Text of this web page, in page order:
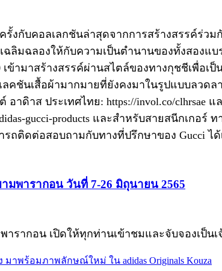
งกับคอลเลกชันล่าสุดจากการสร้างสรรค์ร่วมกั
ลิมฉลองให้กับความเป็นตำนานของทั้งสองแ
ข้ามาสร้างสรรค์ผ่านสไตล์ของทางกุชชีเพื่อเ
ลคชันเสื้อผ้ามากมายที่ยังคงมาในรูปแบบลวด
าดิาส ประเทศไทย: https://invol.co/clhrsae
adidas-gucci-products และสำหรับสายสนีกเกอ
ถติดต่อสอบถามกับทางที่ปรึกษาของ Gucci ได้
มพารากอน วันที่ 7-26 มิถุนายน 2565
รากอน เปิดให้ทุกท่านเข้าชมและจับจองเป็น